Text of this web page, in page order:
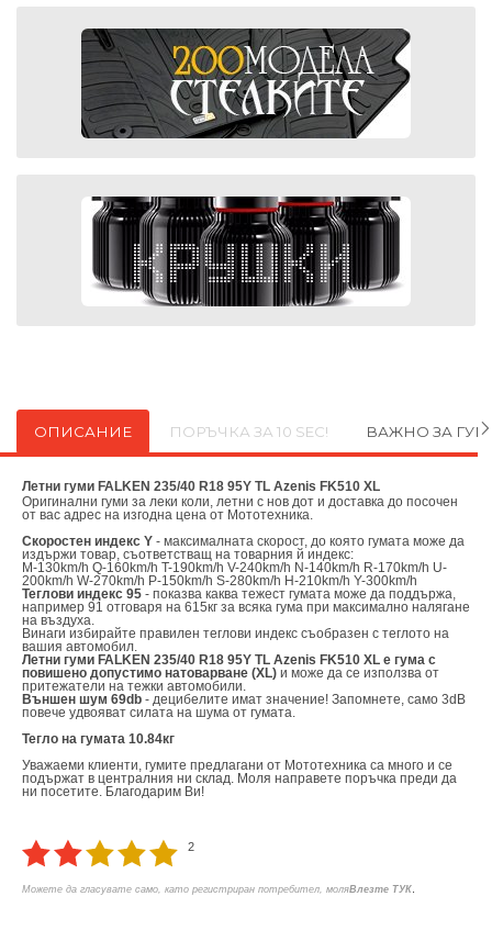
ОПИСАНИЕ ПОРЪЧКА ЗА 10 SEC! ВАЖНО ЗА
Летни гуми FALKEN 235/40 R18 95Y TL Azenis FK510 XL
Оригинални гуми за леки коли, летни с нов дот и доставка до посочен
от вас адрес на изгодна цена от Мототехника.
Скоростен индекс Y - максималната скорост, до която гумата може да
издържи товар, съответстващ на товарния й индекс:
M-130km/h Q-160km/h T-190km/h V-240km/h N-140km/h R-170km/h U-
200km/h W-270km/h P-150km/h S-280km/h H-210km/h Y-300km/h
Теглови индекс 95 - показва каква тежест гумата може да поддържа,
например 91 отговаря на 615кг за всяка гума при максимално налягане
на въздуха.
Винаги избирайте правилен теглови индекс съобразен с теглото на
вашия автомобил.
Летни гуми FALKEN 235/40 R18 95Y TL Azenis FK510 XL е гума с
повишено допустимо натоварване (XL) и може да се използва от
притежатели на тежки автомобили.
Външен шум 69db - децибелите имат значение! Запомнете, само 3dB
повече удвояват силата на шума от гумата.
Тегло на гумата 10.84кг
Уважаеми клиенти, гумите предлагани от Мототехника са много и се
подържат в централния ни склад. Моля направете поръчка преди да
ни посетите. Благодарим Ви!
2
Можете да гласувате само, като регистриран потребител, моляВлезте ТУК